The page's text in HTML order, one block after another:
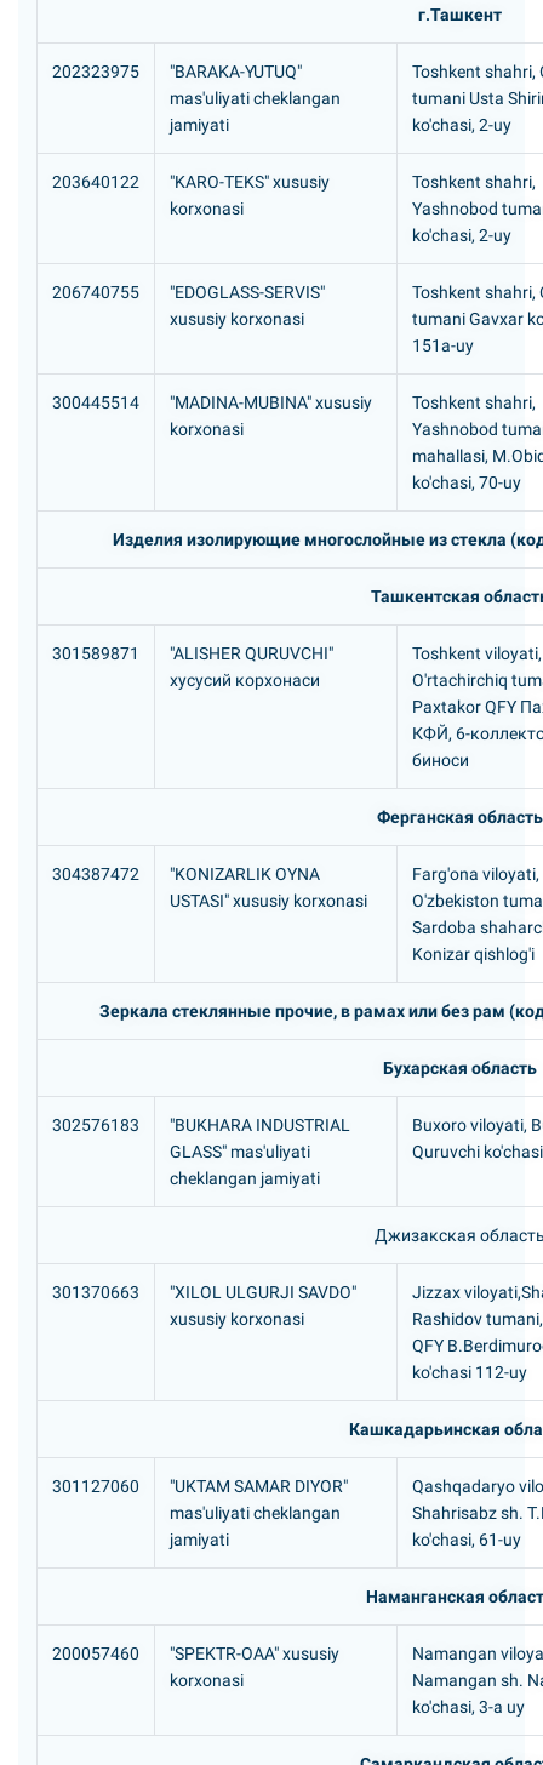
г.Ташкент
202323975
"BARAKA-YUTUQ"
mas'uliyati cheklangan
jamiyati
Toshkent shahri,
tumani Usta
ko'chasi, 2-uy
203640122
"KARO-TEKS" xususiy
korxonasi
Toshkent shahri,
Yashnobod
ko'chasi, 2-uy
206740755
"EDOGLASS-SERVIS"
xususiy korxonasi
Toshkent shahri,
tumani Gavxar
151а-uy
300445514
"MADINA-MUBINA" xususiy
korxonasi
Toshkent shahri,
Yashnobod
mahallasi,
ko'chasi, 70-uy
Изделия изолирующие многослойные из стекла
Ташкентская
301589871
"ALISHER QURUVCHI"
хусусий корхонаси
Toshkent viloyati,
O'rtachirchiq
Paxtakor QFY
КФЙ, 6-
биноси
Ферганская область
304387472
"KONIZARLIK OYNA
USTASI" xususiy korxonasi
Farg'ona viloyati,
O'zbekiston
Sardoba
Konizar qishlog'i
Зеркала стеклянные прочие, в рамах или без рам
Бухарская область
302576183
"BUKHARA INDUSTRIAL
GLASS" mas'uliyati
cheklangan jamiyati
Buxoro viloyati,
Quruvchi
Джизакская
301370663
"XILOL ULGURJI SAVDO"
xususiy korxonasi
Jizzax
Rashidov
QFY
ko'chasi 112-uy
Кашкадарьинская
301127060
"UKTAM SAMAR DIYOR"
mas'uliyati cheklangan
jamiyati
Qashqadaryo
Shahrisabz sh.
ko'chasi, 61-uy
Наманганская
200057460
"SPEKTR-OAA" xususiy
korxonasi
Namangan
Namangan sh.
ko'chasi, 3-a uy